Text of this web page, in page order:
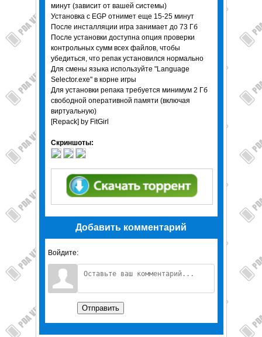
минут (зависит от вашей системы)
Установка с EGP отнимет еще 15-25 минут
После инсталляции игра занимает до 73 Гб
После установки доступна опция проверки
контрольных сумм всех файлов, чтобы
убедиться, что репак установился нормально
Для смены языка используйте "Language
Selector.exe" в корне игры
Для установки репака требуется минимум 2 Гб
свободной оперативной памяти (включая
виртуальную)
[Repack] by FitGirl
Скриншоты:
Добавить комментарий
Войдите:
Отправить